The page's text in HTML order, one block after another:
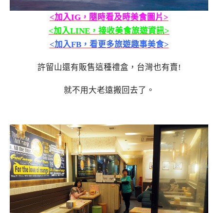
<加入IG，隨時看及時美食圖片>
<加入LINE，接收美食旅遊資訊>
<加入FB，看更多旅遊趣事美食>
許留山還有販售這種禮盒，台灣也有賣!
就不用大老遠搬回去了。